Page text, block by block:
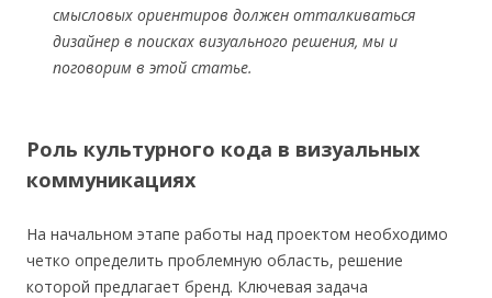
смысловых ориентиров должен отталкиваться
дизайнер в поисках визуального решения, мы и
поговорим в этой статье.
Роль культурного кода в визуальных
коммуникациях
На начальном этапе работы над проектом необходимо
четко определить проблемную область, решение
которой предлагает бренд. Ключевая задача